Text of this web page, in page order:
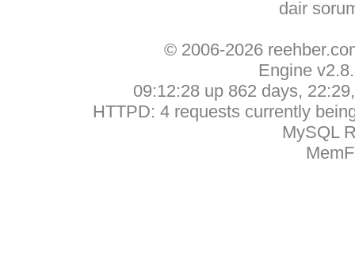
dair
© 2006-2026
Engine
09:12:28 up 862 days,
HTTPD: 4 requests currently
MySQL